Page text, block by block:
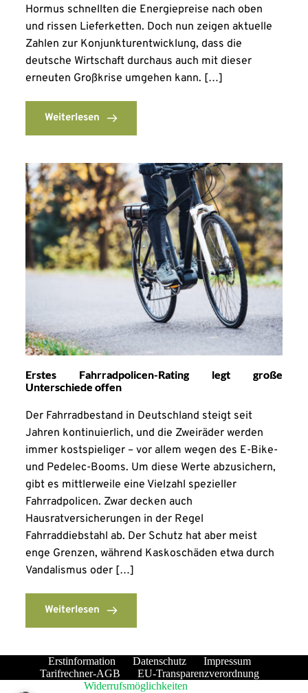
Hormus schnellten die Energiepreise nach oben
und rissen Lieferketten. Doch nun zeigen aktuelle
Zahlen zur Konjunkturentwicklung, dass die
deutsche Wirtschaft durchaus auch mit dieser
erneuten Großkrise umgehen kann. […]
Weiterlesen
Erstes Fahrradpolicen-Rating legt große
Unterschiede offen
Der Fahrradbestand in Deutschland steigt seit
Jahren kontinuierlich, und die Zweiräder werden
immer kostspieliger – vor allem wegen des E-Bike-
und Pedelec-Booms. Um diese Werte abzusichern,
gibt es mittlerweile eine Vielzahl spezieller
Fahrradpolicen. Zwar decken auch
Hausratversicherungen in der Regel
Fahrraddiebstahl ab. Der Schutz hat aber meist
enge Grenzen, während Kaskoschäden etwa durch
Vandalismus oder […]
Weiterlesen
Erstinformation Datenschutz
Impressum
Tarifrechner-AGB
EU-Transparenzverordnung
Widerrufsmöglichkeiten